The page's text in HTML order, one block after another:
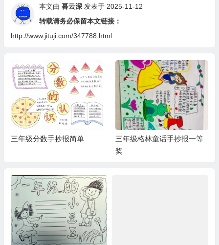
本文由 暮云深发表于 2025-11-12
转载请务必保留本文链接：
http://www.jituji.com/347788.html
三年级分数手抄报简单
三年级格林童话手抄报一等
奖